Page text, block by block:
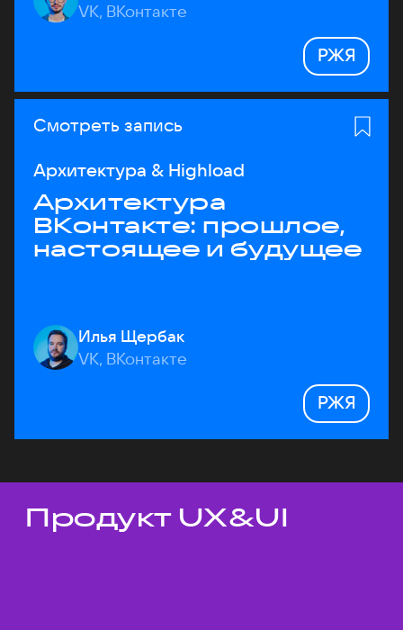
VK, ВКонтакте
РЖЯ
Смотреть запись
Архитектура & Highload
Архитектура
ВКонтакте: прошлое,
настоящее и будущее
Илья Щербак
VK, ВКонтакте
РЖЯ
Темы докладов
Продукт UX&UI